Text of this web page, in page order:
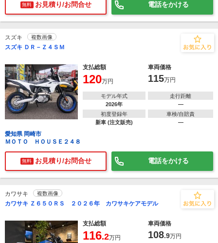
無料 お見積り/お問合せ 電話をかける
スズキ 複数画像
スズキ ＤＲ－Ｚ４ＳＭ
支払総額 車両価格
120万円 115万円
モデル年式
2026年
走行距離
―
初度登録年
新車 (注文販売)
車検/自賠責
―
愛知県 岡崎市
ＭＯＴＯ ＨＯＵＳＥ２４８
無料 お見積り/お問合せ 電話をかける
カワサキ 複数画像
カワサキ Ｚ６５０ＲＳ ２０２６年 カワサキケアモデル
支払総額 車両価格
116.2万円 108.9万円